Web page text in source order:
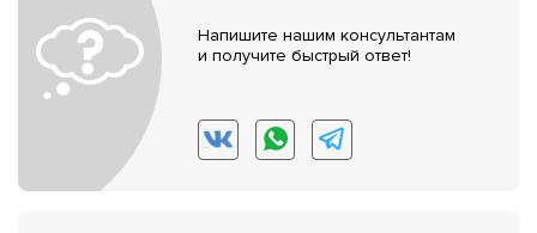
Напишите нашим консультантам
и получите быстрый ответ!